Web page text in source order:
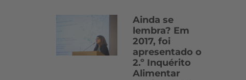
Ainda se
lembra? Em
2017, foi
apresentado o
2.º Inquérito
Alimentar